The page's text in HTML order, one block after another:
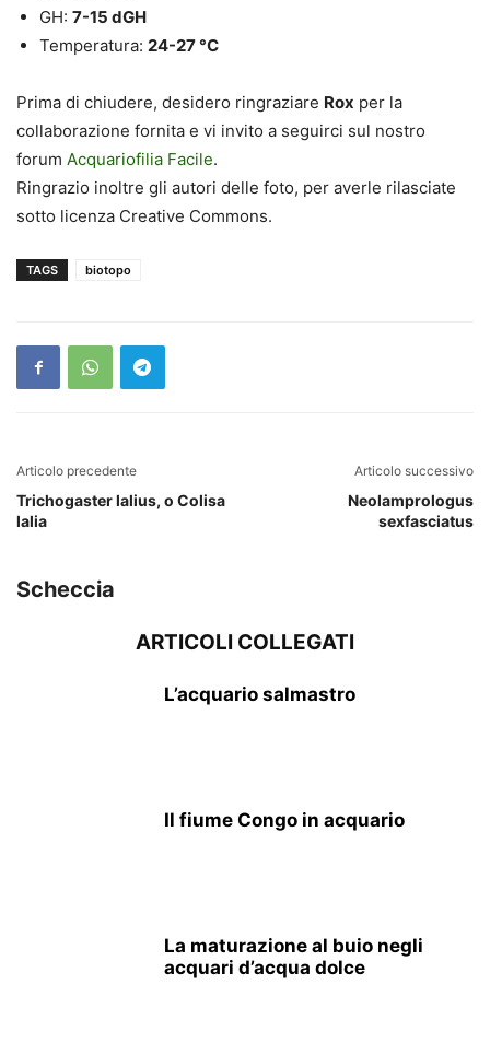
GH: 7-15 dGH
Temperatura: 24-27 °C
Prima di chiudere, desidero ringraziare Rox per la
collaborazione fornita e vi invito a seguirci sul nostro
forum Acquariofilia Facile.
Ringrazio inoltre gli autori delle foto, per averle rilasciate
sotto licenza Creative Commons.
TAGS biotopo
Articolo precedente
Trichogaster lalius, o Colisa
lalia
Articolo successivo
Neolamprologus
sexfasciatus
Scheccia
ARTICOLI COLLEGATI
L’acquario salmastro
Il fiume Congo in acquario
La maturazione al buio negli
acquari d’acqua dolce